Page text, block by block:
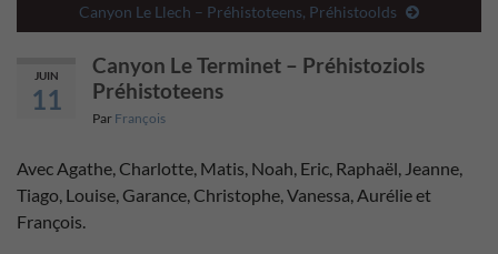
Canyon Le Llech – Préhistoteens, Préhistoolds
JUIN
11
Canyon Le Terminet – Préhistoziols
Préhistoteens
Par François
Avec Agathe, Charlotte, Matis, Noah, Eric, Raphaël, Jeanne,
Tiago, Louise, Garance, Christophe, Vanessa, Aurélie et
François.